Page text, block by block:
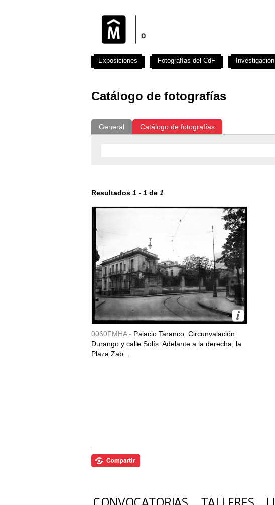
Catálogo de fotografías
General Catálogo de fotografías
Resultados 1 - 1 de 1
0060FMHA - Palacio Taranco. Circunvalación
Durango y calle Solís. Adelante a la derecha, la
Plaza Zab...
Exposiciones Fotografías del CdF Investigación